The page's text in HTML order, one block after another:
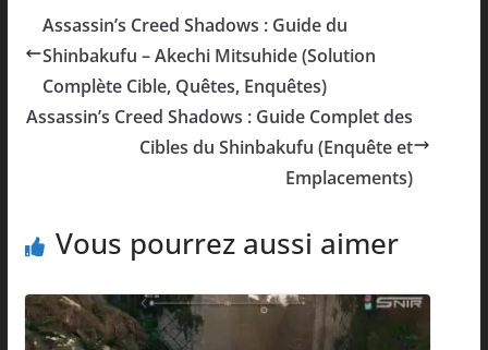
Assassin’s Creed Shadows : Guide du
Shinbakufu – Akechi Mitsuhide (Solution
Complète Cible, Quêtes, Enquêtes)
Assassin’s Creed Shadows : Guide Complet des
Cibles du Shinbakufu (Enquête et
Emplacements)
Vous pourrez aussi aimer